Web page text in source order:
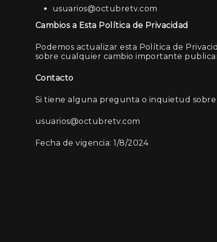
usuarios@octubretv.com
Cambios a Esta Política de Privacidad
Podemos actualizar esta Política de
sobre cualquier cambio importante
Contacto
Si tiene alguna pregunta o inquietud
usuarios@octubretv.com
Fecha de vigencia: 1/8/2024